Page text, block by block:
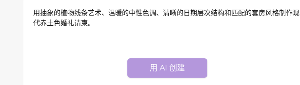
用抽象的植物线条艺术、温暖的中性色调、清晰的日期层次结构和匹配的套房风格制作现
代赤土色婚礼请柬。
用 AI 创建